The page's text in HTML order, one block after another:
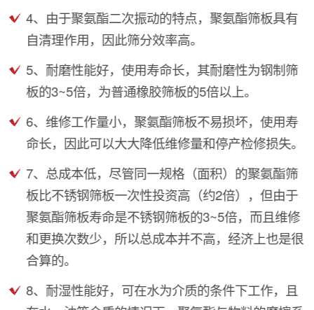
4、由于聚氨酯二次振动的特点，聚氨酯筛板具有
自清理作用，因此筛分效率高。
5、耐磨性能好，使用寿命长，其耐磨性为钢制筛
板的3~5倍，为普通橡胶筛板的5倍以上。
6、维修工作量小，聚氨酯筛板不易损坏，使用寿
命长，因此可以大大降低维修量和停产检修损失。
7、总成本低，尽管同一规格（面积）的聚氨酯筛
板比不锈钢筛板一次性投资高（约2倍），但由于
聚氨酯筛板寿命是不锈钢筛板的3~5倍，而且维修
和更换次数少，所以总成本并不高，经济上也是很
合算的。
8、耐湿性能好，可在水为介质的条件下工作，且